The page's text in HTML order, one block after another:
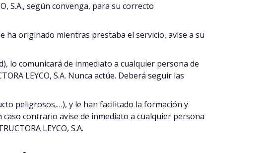
S.A., según convenga, para su correcto
ha originado mientras prestaba el servicio, avise a su
lo comunicará de inmediato a cualquier persona de
LEYCO, S.A. Nunca actúe. Deberá seguir las
peligrosos,…), y le han facilitado la formación y
contrario avise de inmediato a cualquier persona
LEYCO, S.A.